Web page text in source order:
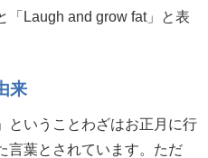
「Laugh and grow fat」と表
来
ということわざはお正月に行
言葉とされています。ただ